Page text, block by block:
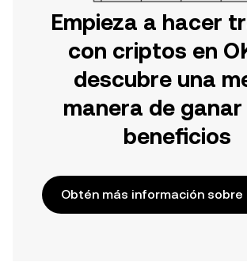
Empieza a hacer
con criptos en
descubre una
manera de ganar
beneficios
Obtén más información sobre